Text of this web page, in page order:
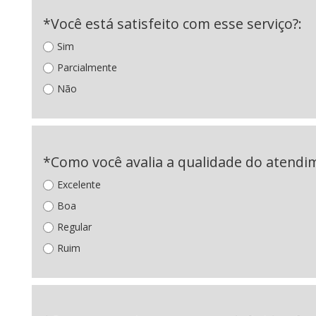
*Você está satisfeito com esse serviço?:
Sim
Parcialmente
Não
*Como você avalia a qualidade do
Excelente
Boa
Regular
Ruim